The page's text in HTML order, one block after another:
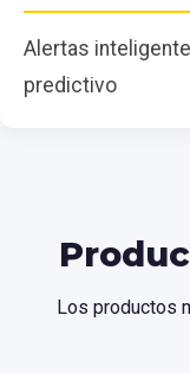
Alertas
predictivo
Los productos